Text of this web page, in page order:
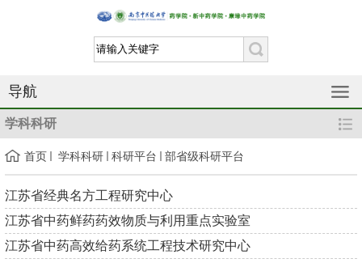
导航
学科科研
首页 学科科研 科研平台 部省级科研平台
江苏省经典名方工程研究中心
江苏省中药鲜药药效物质与利用重点实验室
江苏省中药高效给药系统工程技术研究中心